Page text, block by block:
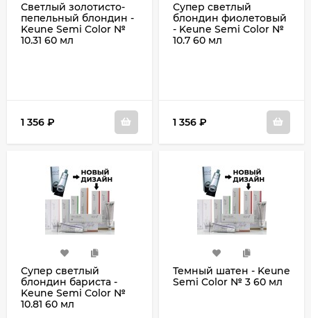
Светлый золотисто-
пепельный блондин -
Keune Semi Color №
10.31 60 мл
1 356 ₽
Супер светлый
блондин фиолетовый
- Keune Semi Color №
10.7 60 мл
1 356 ₽
Супер светлый
блондин бариста -
Keune Semi Color №
10.81 60 мл
Темный шатен - Keune
Semi Color № 3 60 мл